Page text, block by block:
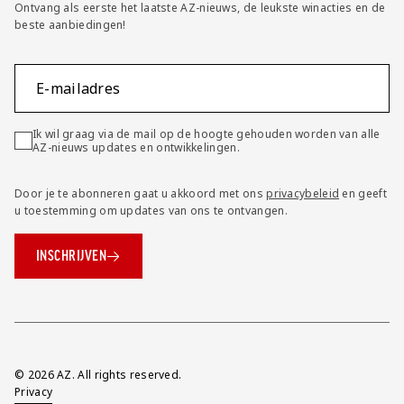
Ontvang als eerste het laatste AZ-nieuws, de leukste winacties en de
beste aanbiedingen!
E-mailadres
Ik wil graag via de mail op de hoogte gehouden worden van alle
AZ-nieuws updates en ontwikkelingen.
Door je te abonneren gaat u akkoord met onsprivacybeleid en geeft
u toestemming om updates van ons te ontvangen.
INSCHRIJVEN
Overig
© 2026 AZ. All rights reserved.
Privacy